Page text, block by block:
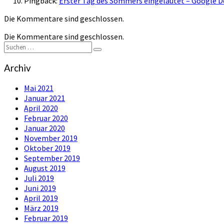
Die Kommentare sind geschlossen.
Die Kommentare sind geschlossen.
Suchen
nach:
Suchen
Archiv
Mai 2021
Januar 2021
April 2020
Februar 2020
Januar 2020
November 2019
Oktober 2019
September 2019
August 2019
Juli 2019
Juni 2019
April 2019
März 2019
Februar 2019